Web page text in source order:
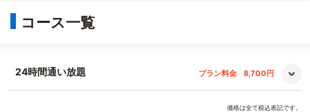
コース一覧
24時間通い放題 プラン料金 8,700円
価格は全て税込表記です。